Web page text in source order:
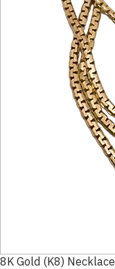
8K Gold (K8) Necklace